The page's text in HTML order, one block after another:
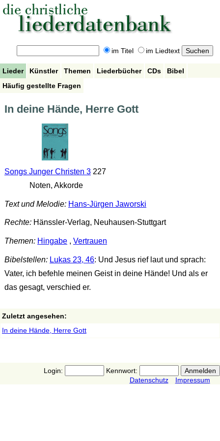
im Titel im Liedtext
Lieder Künstler Themen Liederbücher CDs
Bibel
Häufig gestellte Fragen
In deine Hände, Herre Gott
Songs Junger Christen 3227
Noten, Akkorde
Text und Melodie: Hans-Jürgen Jaworski
Rechte:Hänssler-Verlag, Neuhausen-Stuttgart
Themen: Hingabe, Vertrauen
Bibelstellen: Lukas 23, 46: Und Jesus rief laut und sprach:
Vater, ich befehle meinen Geist in deine Hände! Und als er
das gesagt, verschied er.
Zuletzt angesehen:
In deine Hände, Herre Gott
Login:
Kennwort:
Datenschutz
Impressum